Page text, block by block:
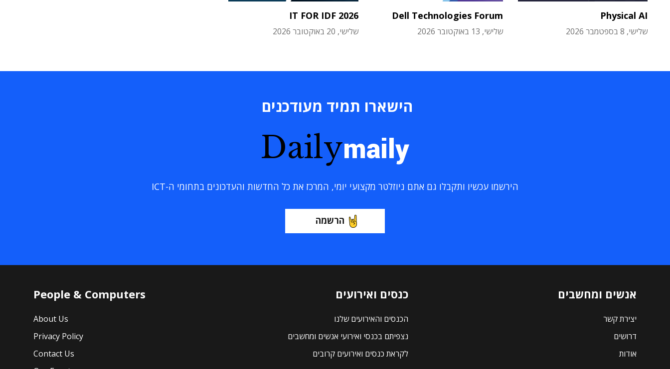
Physical AI
שלישי, 8 בספטמבר 2026
Dell Technologies Forum
שלישי, 13 באוקטובר 2026
IT FOR IDF 2026
שלישי, 20 באוקטובר 2026
הישארו תמיד מעודכנים
Dailymaily
הירשמו עכשיו ותקבלו גם אתם ניוזלטר מקצועי יומי, המרכז את כל החדשות והעדכונים בתחומי ה-ICT
הרשמה
אנשים ומחשבים
יצירת קשר
דרושים
אודות
כנסים ואירועים
הכנסים והאירועים שלנו
נצפיתם בכנסי ואירועי אנשים ומחשבים
לקראת כנסים ואירועים קרובים
People & Computers
About Us
Privacy Policy
Contact Us